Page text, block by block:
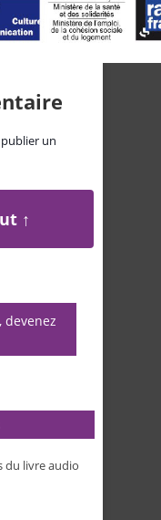
un
↑
devenez
du livre audio